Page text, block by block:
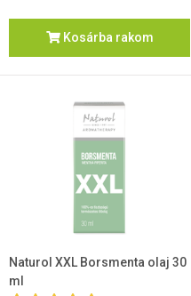
Kosárba rakom
Naturol XXL Borsmenta olaj 30
ml